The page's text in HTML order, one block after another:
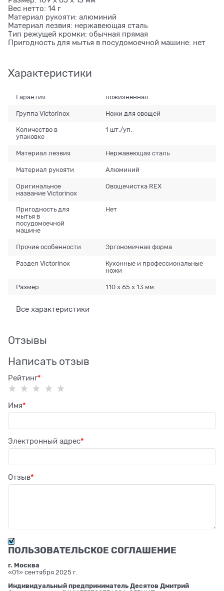
Вес нетто: 14 г
Материал рукояти: алюминий
Материал лезвия: нержавеющая сталь
Тип режущей кромки: обычная прямая
Пригодность для мытья в посудомоечной машине: нет
Характеристики
Гарантия пожизненная
Группа Victorinox Ножи для овощей
Количество в
упаковке
1 шт./уп.
Материал лезвия Нержавеющая сталь
Материал рукояти Алюминий
Оригинальное
название Victorinox
Овощечистка REX
Пригодность для
мытья в
посудомоечной
машине
Нет
Прочие особенности Эргономичная форма
Раздел Victorinox
Кухонные и профессиональные
ножи
Размер 110 x 65 x 13 мм
Все характеристики
Отзывы
Написать отзыв
Рейтинг
Имя
Электронный адрес
Отзыв
ПОЛЬЗОВАТЕЛЬСКОЕ СОГЛАШЕНИЕ
г. Москва
«01» сентября 2025 г.
Индивидуальный предприниматель Десятов Дмитрий